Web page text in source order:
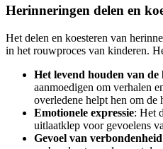
Herinneringen delen en
Het delen en koesteren van
in het rouwproces van kinderen.
Het levend houden van
aanmoedigen om verhalen
overledene helpt hen om de
Emotionele expressie: Het
uitlaatklep voor gevoelens
Gevoel van verbondenheid